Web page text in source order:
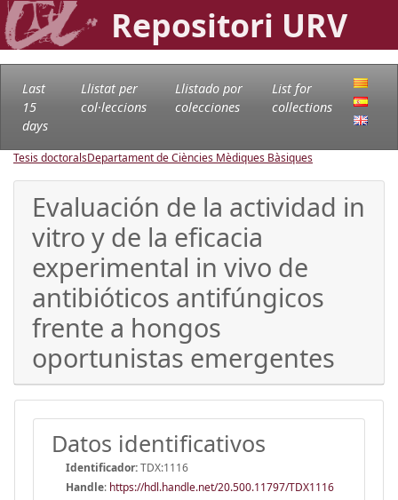
Repositori URV
Last
15
days
Llistat per
col·leccions
Llistado por
colecciones
List for
collections
Tesis doctoralsDepartament de Ciències Mèdiques Bàsiques
Evaluación de la actividad in
vitro y de la eficacia
experimental in vivo de
antibióticos antifúngicos
frente a hongos
oportunistas emergentes
Datos identificativos
Identificador:TDX:1116
Handle: https://hdl.handle.net/20.500.11797/TDX1116